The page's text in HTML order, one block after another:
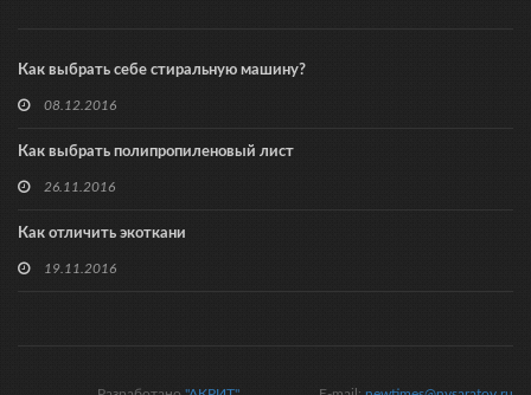
Как выбрать себе стиральную машину?
08.12.2016
Как выбрать полипропиленовый лист
26.11.2016
Как отличить экоткани
19.11.2016